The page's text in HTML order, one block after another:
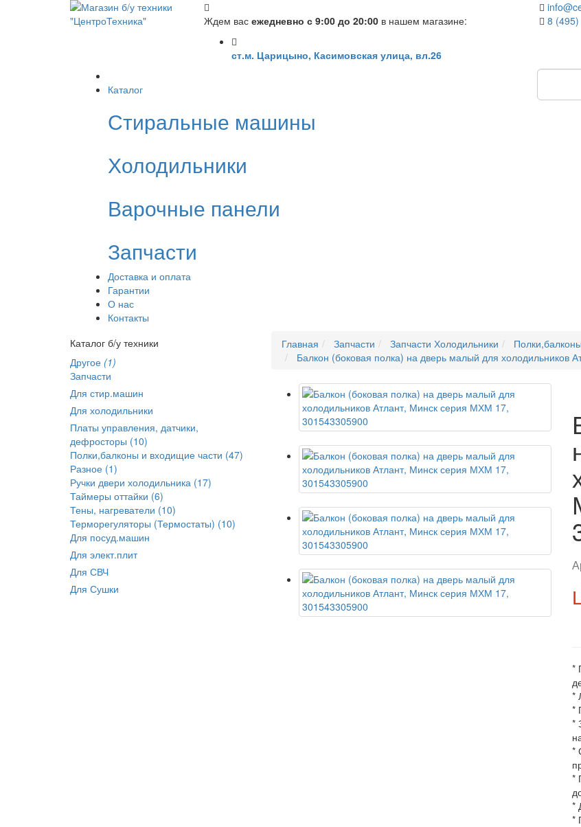
Ждем вас ежедневно с 9:00 до 20:00 в нашем магазине:
ст.м. Царицыно, Касимовская улица, вл.26
8
Каталог
Стиральные машины
Холодильники
Варочные панели
Запчасти
Доставка и оплата
Гарантии
О нас
Контакты
Каталог б/у техники
Другое (1)
Запчасти
Для стир.машин
Для холодильники
Платы управления, датчики,
дефросторы (10)
Полки,балконы и входищие части (47)
Разное (1)
Ручки двери холодильника (17)
Таймеры оттайки (6)
Тены, нагреватели (10)
Терморегуляторы (Термостаты) (10)
Для посуд.машин
Для элект.плит
Для СВЧ
Для Сушки
Главная Запчасти Запчасти Холодильники
Балкон (боковая полка) на дверь малый для
*
*
*
*
*
*
*
*